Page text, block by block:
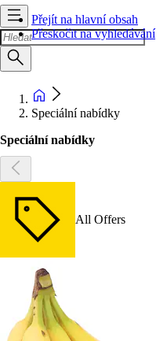
Přejít na hlavní obsah
Přeskočit na vyhledávání
Speciální nabídky
Speciální nabídky
All Offers